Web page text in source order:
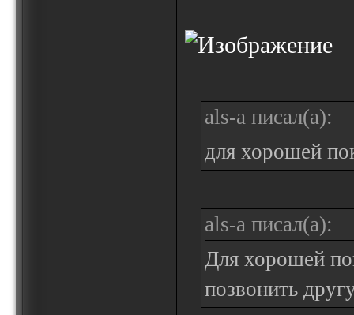
als-a писал(а):
для хорошей
als-a писал(а):
Для хорошей
позвонить